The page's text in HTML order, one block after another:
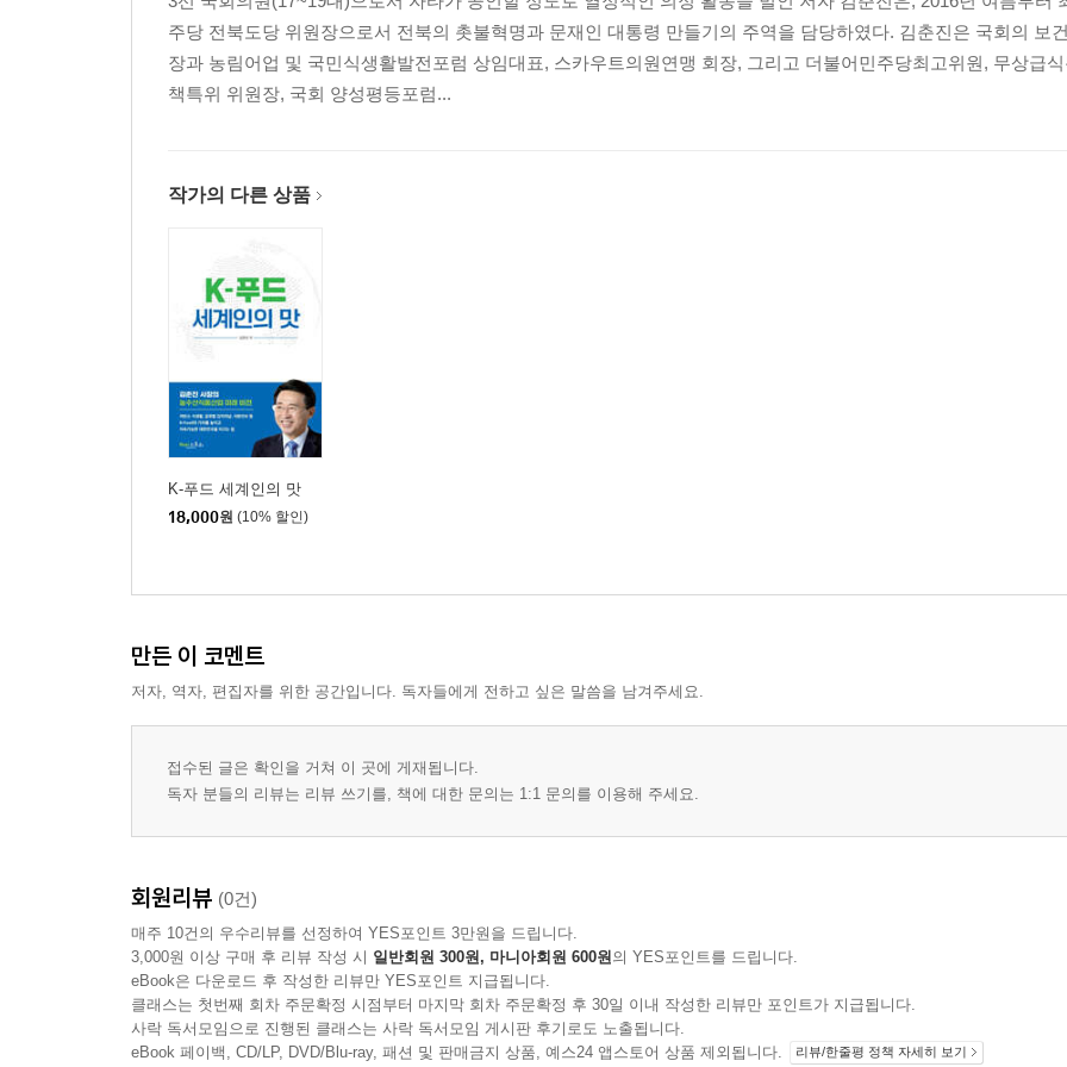
주당 전북도당 위원장으로서 전북의 촛불혁명과 문재인 대통령 만들기의 주역을 담당하였다. 김춘진은 국회의 보
장과 농림어업 및 국민식생활발전포럼 상임대표, 스카우트의원연맹 회장, 그리고 더불어민주당최고위원, 무상급
책특위 위원장, 국회 양성평등포럼...
작가의 다른 상품
K-푸드 세계인의 맛
18,000원 (10% 할인)
만든 이 코멘트
저자, 역자, 편집자를 위한 공간입니다. 독자들에게 전하고 싶은 말씀을 남겨주세요.
접수된 글은 확인을 거쳐 이 곳에 게재됩니다.
독자 분들의 리뷰는 리뷰 쓰기를, 책에 대한 문의는 1:1 문의를 이용해 주세요.
회원리뷰 (0건)
매주 10건의 우수리뷰를 선정하여 YES포인트 3만원을 드립니다.
3,000원 이상 구매 후 리뷰 작성 시 일반회원 300원, 마니아회원 600원의 YES포인트를 드립니다.
eBook은 다운로드 후 작성한 리뷰만 YES포인트 지급됩니다.
클래스는 첫번째 회차 주문확정 시점부터 마지막 회차 주문확정 후 30일 이내 작성한 리뷰만 포인트가 지급됩니다.
사락 독서모임으로 진행된 클래스는 사락 독서모임 게시판 후기로도 노출됩니다.
eBook 페이백, CD/LP, DVD/Blu-ray, 패션 및 판매금지 상품, 예스24 앱스토어 상품 제외됩니다.
리뷰/한줄평 정책 자세히 보기